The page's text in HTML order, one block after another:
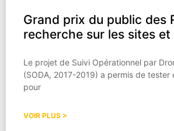
Grand prix du public des
recherche sur les sites
Le projet de Suivi Opérationnel par
(SODA, 2017-2019) a permis de
pour
VOIR PLUS >